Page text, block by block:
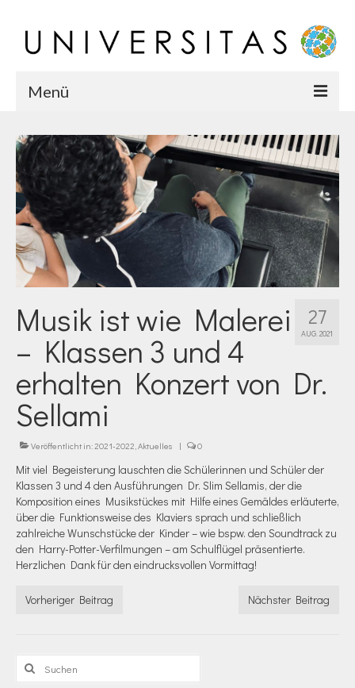
Menü
Startseite
Chronik
Karriere
Team
27
AUG. 2021
Musik ist wie Malerei
– Klassen 3 und 4
erhalten Konzert von Dr.
Sellami
Veröffentlicht in:2021-2022,Aktuelles | 0
Mit viel Begeisterung lauschten die Schülerinnen und Schüler der
Klassen 3 und 4 den Ausführungen Dr. Slim Sellamis, der die
Komposition eines Musikstückes mit Hilfe eines Gemäldes erläuterte,
über die Funktionsweise des Klaviers sprach und schließlich
zahlreiche Wunschstücke der Kinder – wie bspw. den Soundtrack zu
den Harry-Potter-Verfilmungen – am Schulflügel präsentierte.
Herzlichen Dank für den eindrucksvollen Vormittag!
Vorheriger Beitrag Nächster Beitrag
Suchen
nach: